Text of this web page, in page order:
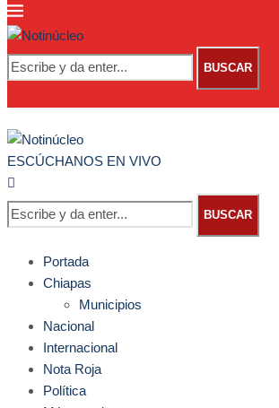
BUSCAR
ESCÚCHANOS EN VIVO
BUSCAR
Portada
Chiapas
Municipios
Nacional
Internacional
Nota Roja
Política